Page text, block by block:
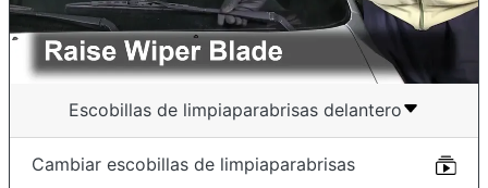
Escobillas de limpiaparabrisas delantero
Cambiar escobillas de limpiaparabrisas